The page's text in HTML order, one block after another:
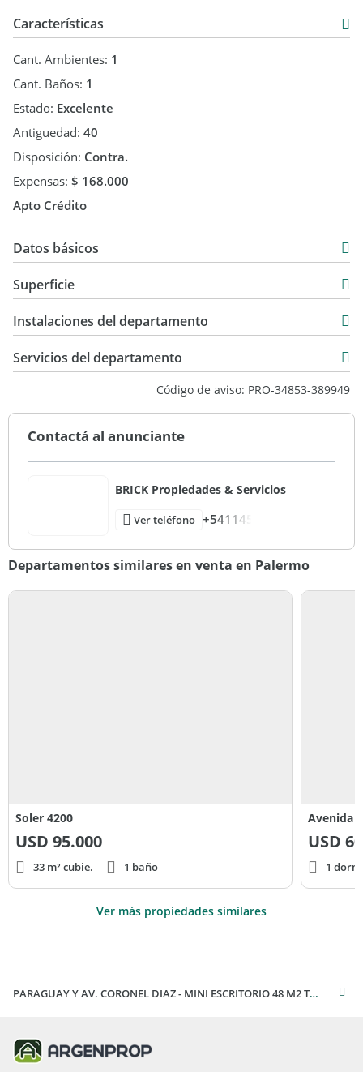
Características
Cant. Ambientes: 1
Cant. Baños: 1
Estado: Excelente
Antiguedad: 40
Disposición: Contra.
Expensas: $ 168.000
Apto Crédito
Datos básicos
Venta
USD 74.500
Superficie
12 m2
48 m2
Instalaciones del departamento
Servicios del departamento
Código de aviso: PRO-34853-389949
Contactá al anunciante
BRICK Propiedades & Servicios
Ver teléfono +541145
Departamentos similares en venta en Palermo
Soler 4200
USD 95.000
33 m² cubie. 1 baño
Avenida
USD
1
Ver más propiedades similares
PARAGUAY Y AV. CORONEL DIAZ - MINI ESCRITORIO 48 M2 T/A NUEVO AMPLIO PATIO